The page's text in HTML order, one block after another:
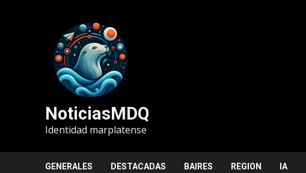
NoticiasMDQ
Identidad marplatense
GENERALES DESTACADAS BAIRES REGION IA